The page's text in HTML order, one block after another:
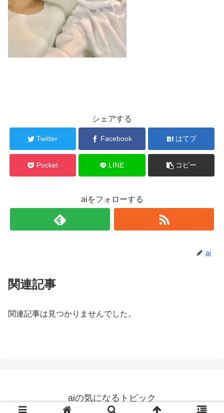
シェアする
Twitter Facebook はてブ
Pocket LINE コピー
aiをフォローする
ai
関連記事
関連記事は見つかりませんでした。
aiの気になるトピック